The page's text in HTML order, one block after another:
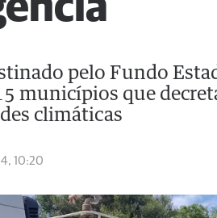
pelo Fundo
municípios que
climáticas
10:20